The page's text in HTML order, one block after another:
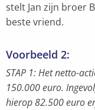
stelt Jan zijn broer
beste vriend.
Voorbeeld 2:
STAP 1: Het netto-
150.000 euro.
hierop 82.500 euro